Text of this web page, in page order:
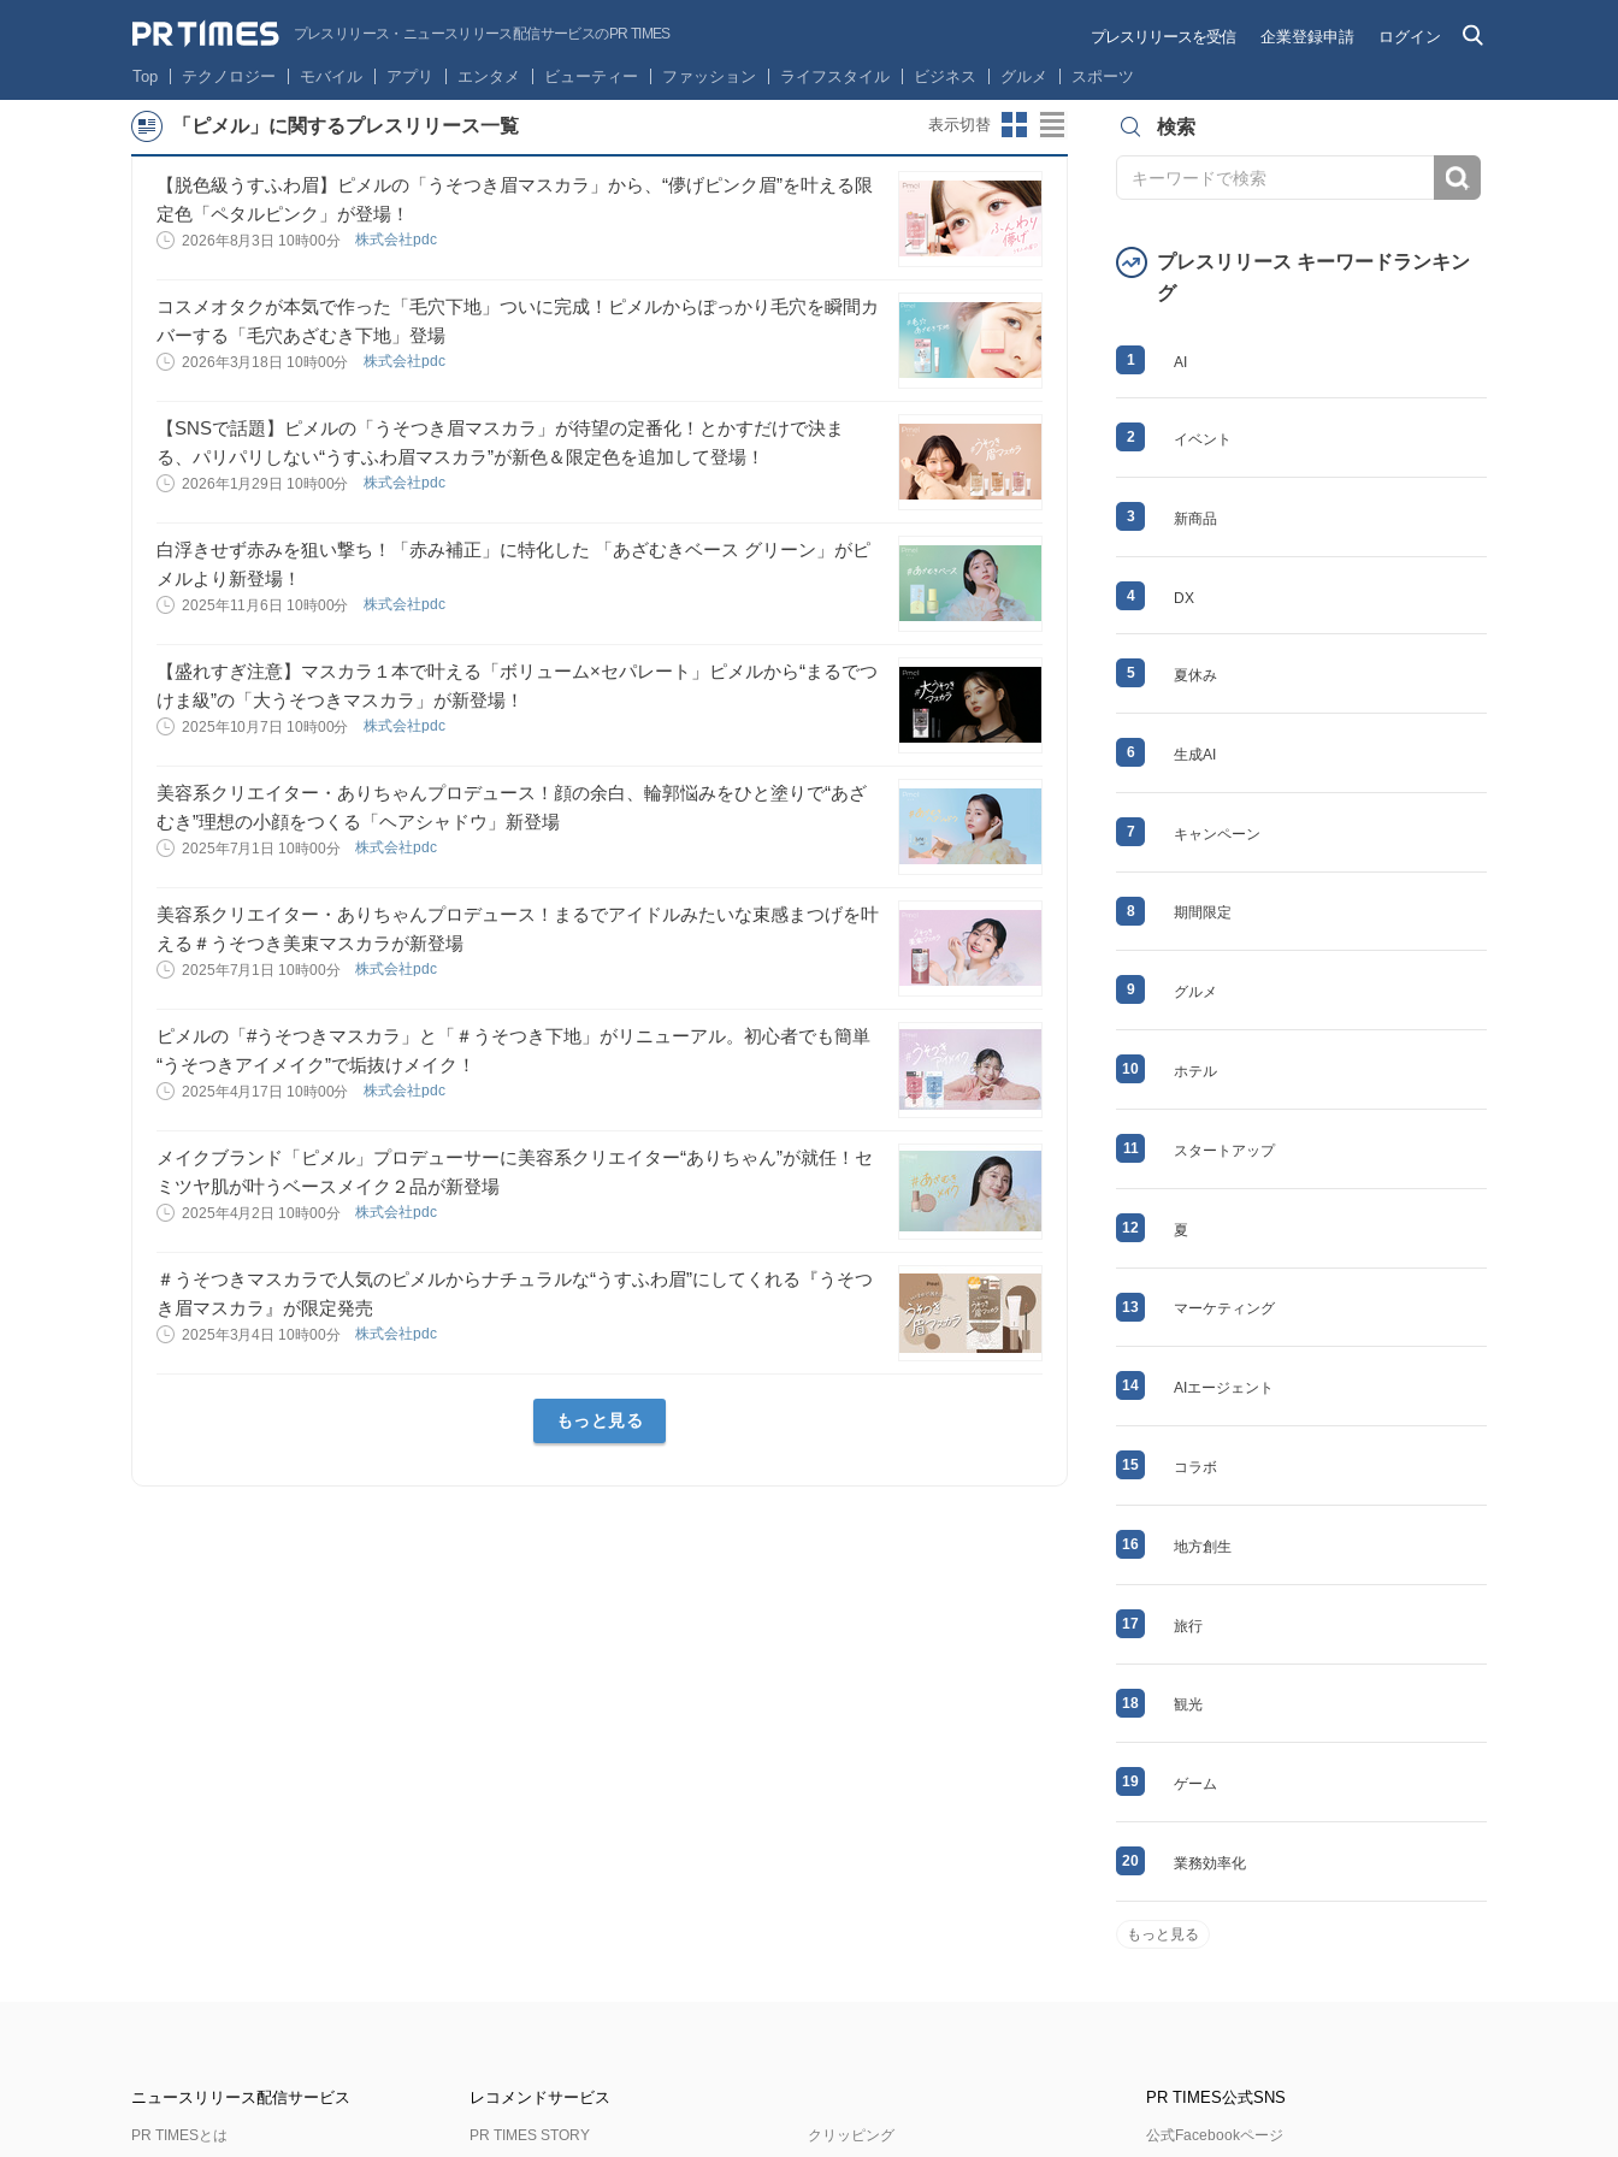
プレスリリース・ニュースリリース配信サービスのPR TIMES プレスリリースを受信 企業登録申請 ログイン
Top テクノロジー モバイル アプリ エンタメ ビューティー ファッション ライフスタイル ビジネス グルメ スポーツ
「ピメル」に関するプレスリリース一覧 表示切替
【脱色級うすふわ眉】ピメルの「うそつき眉マスカラ」から、“儚げピンク眉”を叶える限
定色「ペタルピンク」が登場！
2026年8月3日 10時00分 株式会社pdc
コスメオタクが本気で作った「毛穴下地」ついに完成！ピメルからぽっかり毛穴を瞬間カ
バーする「毛穴あざむき下地」登場
2026年3月18日 10時00分 株式会社pdc
【SNSで話題】ピメルの「うそつき眉マスカラ」が待望の定番化！とかすだけで決ま
る、パリパリしない“うすふわ眉マスカラ”が新色＆限定色を追加して登場！
2026年1月29日 10時00分 株式会社pdc
白浮きせず赤みを狙い撃ち！「赤み補正」に特化した 「あざむきベース グリーン」がピ
メルより新登場！
2025年11月6日 10時00分 株式会社pdc
【盛れすぎ注意】マスカラ１本で叶える「ボリューム×セパレート」ピメルから“まるでつ
けま級”の「大うそつきマスカラ」が新登場！
2025年10月7日 10時00分 株式会社pdc
美容系クリエイター・ありちゃんプロデュース！顔の余白、輪郭悩みをひと塗りで“あざ
むき”理想の小顔をつくる「ヘアシャドウ」新登場
2025年7月1日 10時00分 株式会社pdc
美容系クリエイター・ありちゃんプロデュース！まるでアイドルみたいな束感まつげを叶
える＃うそつき美束マスカラが新登場
2025年7月1日 10時00分 株式会社pdc
ピメルの「#うそつきマスカラ」と「＃うそつき下地」がリニューアル。初心者でも簡単
“うそつきアイメイク”で垢抜けメイク！
2025年4月17日 10時00分 株式会社pdc
メイクブランド「ピメル」プロデューサーに美容系クリエイター“ありちゃん”が就任！セ
ミツヤ肌が叶うベースメイク２品が新登場
2025年4月2日 10時00分 株式会社pdc
＃うそつきマスカラで人気のピメルからナチュラルな“うすふわ眉”にしてくれる『うそつ
き眉マスカラ』が限定発売
2025年3月4日 10時00分 株式会社pdc
もっと見る
検索
プレスリリース キーワードランキン
グ
1 AI
2 イベント
3 新商品
4 DX
5 夏休み
6 生成AI
7 キャンペーン
8 期間限定
9 グルメ
10 ホテル
11 スタートアップ
12 夏
13 マーケティング
14 AIエージェント
15 コラボ
16 地方創生
17 旅行
18 観光
19 ゲーム
20 業務効率化
もっと見る
ニュースリリース配信サービス
PR TIMESとは
レコメンドサービス
PR TIMES STORY クリッピング
PR TIMES公式SNS
公式Facebookページ